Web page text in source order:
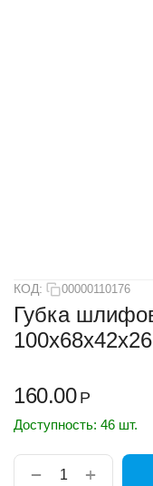
КОД: 00000110176
Губка
160.00 Р
Доступность: 46 шт.
+
−